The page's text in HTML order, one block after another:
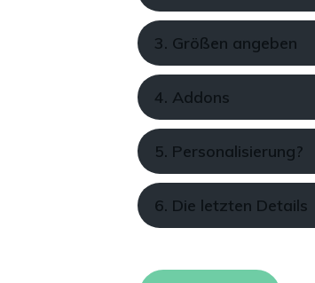
3. Größen angeben
4. Addons
5. Personalisierung?
6. Die letzten Details